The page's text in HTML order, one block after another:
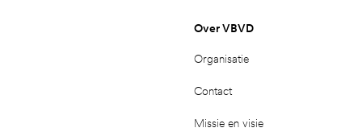
Over VBVD
Organisatie
Contact
Missie en visie